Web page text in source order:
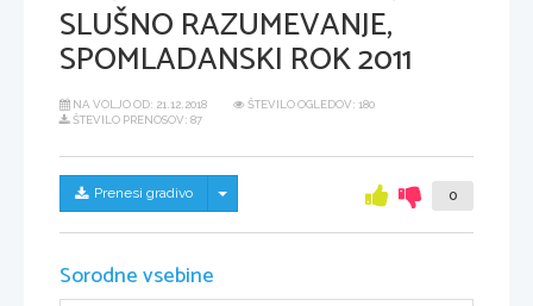
SLUŠNO RAZUMEVANJE,
SPOMLADANSKI ROK 2011
NA VOLJO OD: 21.12.2018
ŠTEVILO OGLEDOV: 180
ŠTEVILO PRENOSOV: 87
Prenesi gradivo Skrij/prikaži meni 0
Sorodne vsebine